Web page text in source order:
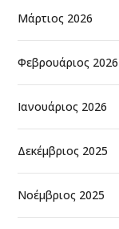
Μάρτιος 2026
Φεβρουάριος 2026
Ιανουάριος 2026
Δεκέμβριος 2025
Νοέμβριος 2025